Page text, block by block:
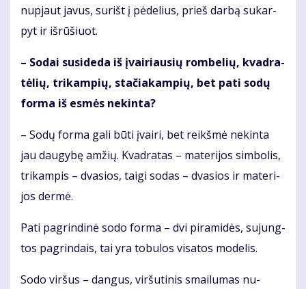
nu­pjaut ja­vus, su­rišt į pė­de­lius, prieš dar­bą su­kar­
pyt ir iš­rū­šiuot.
– So­dai su­si­de­da iš įvai­riau­sių rom­be­lių, kvad­ra­
tė­lių, tri­kam­pių, sta­čia­kam­pių, bet pa­ti so­dų
for­ma iš es­mės ne­kin­ta?
– So­dų for­ma ga­li bū­ti įvai­ri, bet reikš­mė ne­kin­ta
jau dau­gy­bę am­žių. Kvad­ra­tas – ma­te­ri­jos sim­bo­lis,
tri­kam­pis – dva­sios, tai­gi so­das – dva­sios ir ma­te­ri­
jos der­mė.
Pa­ti pa­grin­di­nė so­do for­ma – dvi pi­ra­mi­dės, su­jung­
tos pa­grin­dais, tai yra to­bu­los vi­sa­tos mo­de­lis.
So­do vir­šus – dan­gus, vir­šu­ti­nis smai­lu­mas nu­